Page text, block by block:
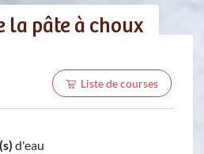
la pâte à choux
Liste de courses
d'eau